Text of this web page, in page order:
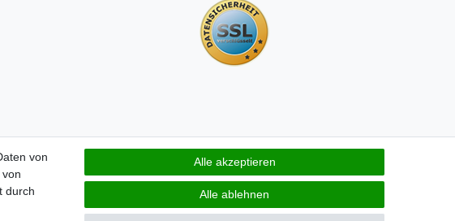
Vertrag widerrufen
von
durch
Alle akzeptieren
Alle ablehnen